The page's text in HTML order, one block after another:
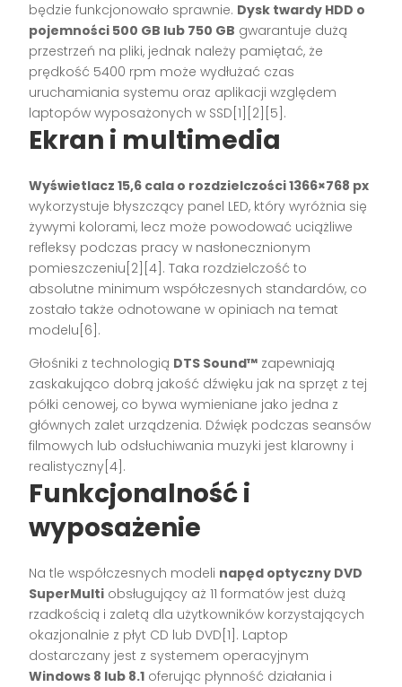
będzie funkcjonowało sprawnie. Dysk twardy HDD o
pojemności 500 GB lub 750 GB gwarantuje dużą
przestrzeń na pliki, jednak należy pamiętać, że
prędkość 5400 rpm może wydłużać czas
uruchamiania systemu oraz aplikacji względem
laptopów wyposażonych w SSD[1][2][5].
Ekran i multimedia
Wyświetlacz 15,6 cala o rozdzielczości 1366×768 px
wykorzystuje błyszczący panel LED, który wyróżnia się
żywymi kolorami, lecz może powodować uciążliwe
refleksy podczas pracy w nasłonecznionym
pomieszczeniu[2][4]. Taka rozdzielczość to
absolutne minimum współczesnych standardów, co
zostało także odnotowane w opiniach na temat
modelu[6].
Głośniki z technologią DTS Sound™ zapewniają
zaskakująco dobrą jakość dźwięku jak na sprzęt z tej
półki cenowej, co bywa wymieniane jako jedna z
głównych zalet urządzenia. Dźwięk podczas seansów
filmowych lub odsłuchiwania muzyki jest klarowny i
realistyczny[4].
Funkcjonalność i
wyposażenie
Na tle współczesnych modeli napęd optyczny DVD
SuperMulti obsługujący aż 11 formatów jest dużą
rzadkością i zaletą dla użytkowników korzystających
okazjonalnie z płyt CD lub DVD[1]. Laptop
dostarczany jest z systemem operacyjnym
Windows 8 lub 8.1 oferując płynność działania i